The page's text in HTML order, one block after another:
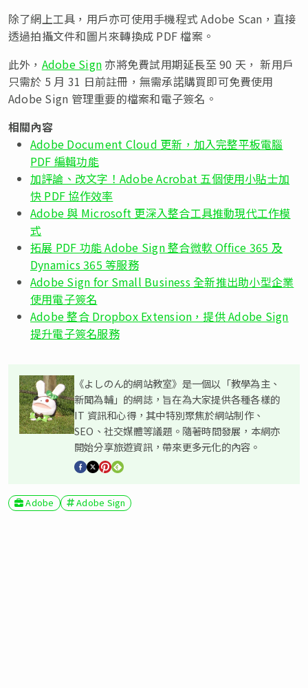
除了網上工具，用戶亦可使用手機程式 Adobe Scan，直接
透過拍攝文件和圖片來轉換成 PDF 檔案。
此外， Adobe Sign 亦將免費試用期延長至 90 天， 新用戶
只需於 5 月 31 日前註冊，無需承諾購買即可免費使用
Adobe Sign 管理重要的檔案和電子簽名。
相關內容
Adobe Document Cloud 更新，加入完整平板電腦
PDF 編輯功能
加評論、改文字！Adobe Acrobat 五個使用小貼士加
快 PDF 協作效率
Adobe 與 Microsoft 更深入整合工具推動現代工作模
式
拓展 PDF 功能 Adobe Sign 整合微軟 Office 365 及
Dynamics 365 等服務
Adobe Sign for Small Business 全新推出助小型企業
使用電子簽名
Adobe 整合 Dropbox Extension，提供 Adobe Sign
提升電子簽名服務
《よしのん的網站教室》是一個以「教學為主、
新聞為輔」的網誌，旨在為大家提供各種各樣的
IT 資訊和心得，其中特別聚焦於網站制作、
SEO、社交媒體等議題。隨著時間發展，本網亦
開始分享旅遊資訊，帶來更多元化的內容。
Adobe Adobe Sign